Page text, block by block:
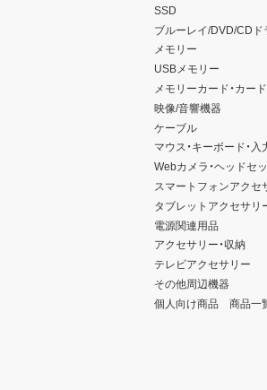
SSD
ブルーレイ/DVD/CDド
メモリー
USBメモリー
メモリーカード・カー
映像/音響機器
ケーブル
マウス・キーボード・
Webカメラ・ヘッドセ
スマートフォンアクセ
タブレットアクセサリ
電源関連用品
アクセサリー・収納
テレビアクセサリー
その他周辺機器
個人向け商品 商品一